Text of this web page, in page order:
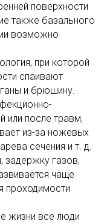
поверхности
также базального
возможно
при которой
спаивают
и брюшину.
или после травм,
из-за ножевых
сечения и т. д.
задержку газов,
чаще
проходимости
жизни все люди